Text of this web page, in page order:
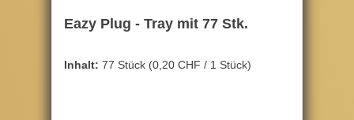
Eazy Plug - Tray mit 77 Stk.
Inhalt: 77 Stück (0,20 CHF / 1 Stück)